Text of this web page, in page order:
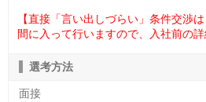
【直接「言い出しづらい」条件交渉
間に入って行いますので、入社前の詳
選考方法
面接